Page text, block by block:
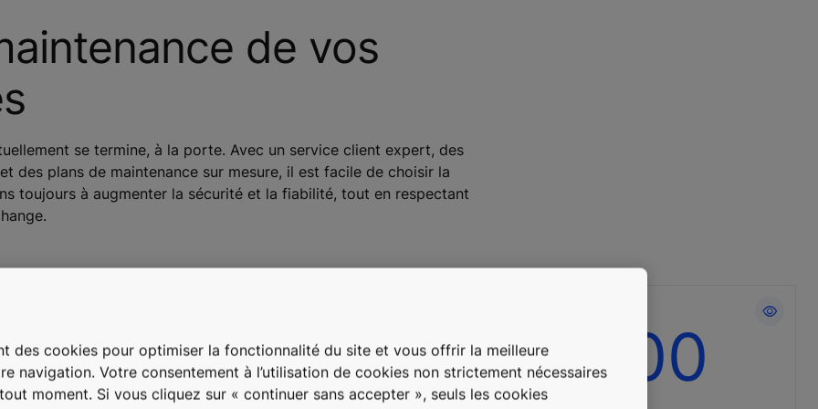
de vos
se termine, à la porte. Avec un service client expert, des
des plans de maintenance sur mesure, il est facile de choisir la
toujours à augmenter la sécurité et la fiabilité, tout en respectant
pour l'avenir
>50%
fonctionnement
de votre
7,000
Réparations
rapides et
des cookies pour optimiser la fonctionnalité du site et vous offrir la meilleure
navigation. Votre consentement à l’utilisation de cookies non strictement nécessaires
moment. Si vous cliquez sur « continuer sans accepter », seuls les cookies